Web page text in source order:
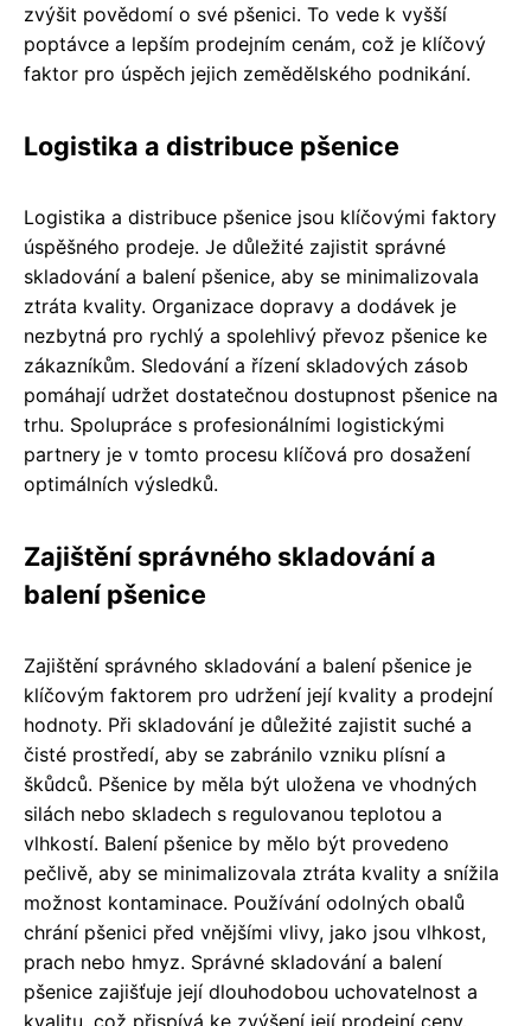
zvýšit povědomí o své pšenici. To vede k vyšší
poptávce a lepším prodejním cenám, což je klíčový
faktor pro úspěch jejich zemědělského podnikání.
Logistika a distribuce pšenice
Logistika a distribuce pšenice jsou klíčovými faktory
úspěšného prodeje. Je důležité zajistit správné
skladování a balení pšenice, aby se minimalizovala
ztráta kvality. Organizace dopravy a dodávek je
nezbytná pro rychlý a spolehlivý převoz pšenice ke
zákazníkům. Sledování a řízení skladových zásob
pomáhají udržet dostatečnou dostupnost pšenice na
trhu. Spolupráce s profesionálními logistickými
partnery je v tomto procesu klíčová pro dosažení
optimálních výsledků.
Zajištění správného skladování a
balení pšenice
Zajištění správného skladování a balení pšenice je
klíčovým faktorem pro udržení její kvality a prodejní
hodnoty. Při skladování je důležité zajistit suché a
čisté prostředí, aby se zabránilo vzniku plísní a
škůdců. Pšenice by měla být uložena ve vhodných
silách nebo skladech s regulovanou teplotou a
vlhkostí. Balení pšenice by mělo být provedeno
pečlivě, aby se minimalizovala ztráta kvality a snížila
možnost kontaminace. Používání odolných obalů
chrání pšenici před vnějšími vlivy, jako jsou vlhkost,
prach nebo hmyz. Správné skladování a balení
pšenice zajišťuje její dlouhodobou uchovatelnost a
kvalitu, což přispívá ke zvýšení její prodejní ceny.